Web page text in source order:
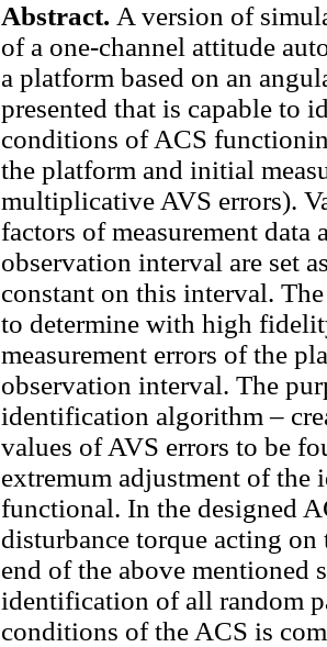
Abstract. A version of
of a one-channel attitude
a platform based on an
presented that is capable to
conditions of ACS
the platform and initial
multiplicative AVS errors).
factors of measurement data
observation interval are set
constant on this interval.
to determine with high
measurement errors of the
observation interval. The
identification algorithm –
values of AVS errors to be
extremum adjustment of the
functional. In the designed
disturbance torque acting
end of the above mentioned
identification of all random
conditions of the ACS is